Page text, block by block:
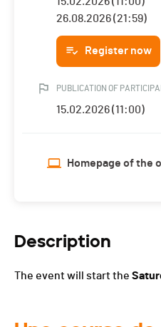
26.08.2026 (21:59)
Register now
PUBLICATION OF
15.02.2026 (11:00)
Homepage of the
Description
The event will start the